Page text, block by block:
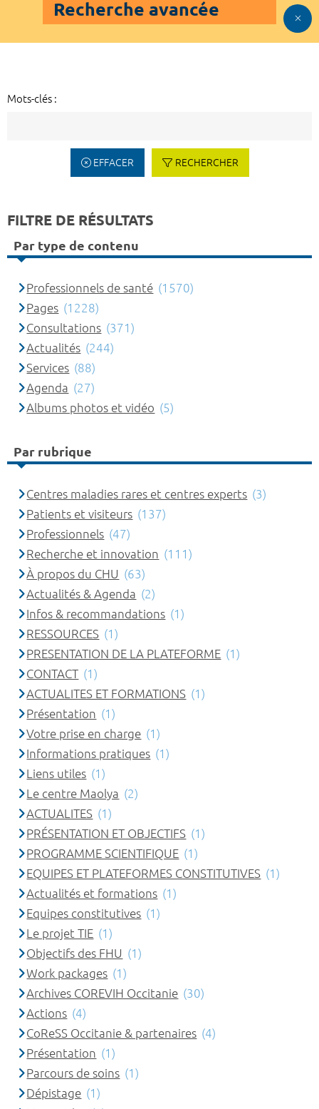
Recherche avancée
Mots-clés :
EFFACER RECHERCHER
FILTRE DE RÉSULTATS
Par type de contenu
Professionnels de santé (1570)
Pages (1228)
Consultations (371)
Actualités (244)
Services (88)
Agenda (27)
Albums photos et vidéo (5)
Par rubrique
Centres maladies rares et centres experts (3)
Patients et visiteurs (137)
Professionnels (47)
Recherche et innovation (111)
À propos du CHU (63)
Actualités & Agenda (2)
Infos & recommandations (1)
RESSOURCES (1)
PRESENTATION DE LA PLATEFORME (1)
CONTACT (1)
ACTUALITES ET FORMATIONS (1)
Présentation (1)
Votre prise en charge (1)
Informations pratiques (1)
Liens utiles (1)
Le centre Maolya (2)
ACTUALITES (1)
PRÉSENTATION ET OBJECTIFS (1)
PROGRAMME SCIENTIFIQUE (1)
EQUIPES ET PLATEFORMES CONSTITUTIVES (1)
Actualités et formations (1)
Equipes constitutives (1)
Le projet TIE (1)
Objectifs des FHU (1)
Work packages (1)
Archives COREVIH Occitanie (30)
Actions (4)
CoReSS Occitanie & partenaires (4)
Présentation (1)
Parcours de soins (1)
Dépistage (1)